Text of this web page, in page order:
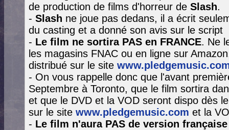
de production de films d'horreur de Slash.
- Slash ne joue pas dedans, il a écrit
du casting et a donné son avis sur le script
- Le film ne sortira PAS en FRANCE. Ne
les magasins FNAC ou en ligne sur
distribué sur le site
- On vous rappelle donc que l'avant
Septembre à Toronto, que le film sortira
et que le DVD et la VOD seront dispo dès
sur le site www.pledgemusic.com et la
- Le film n'aura PAS de version